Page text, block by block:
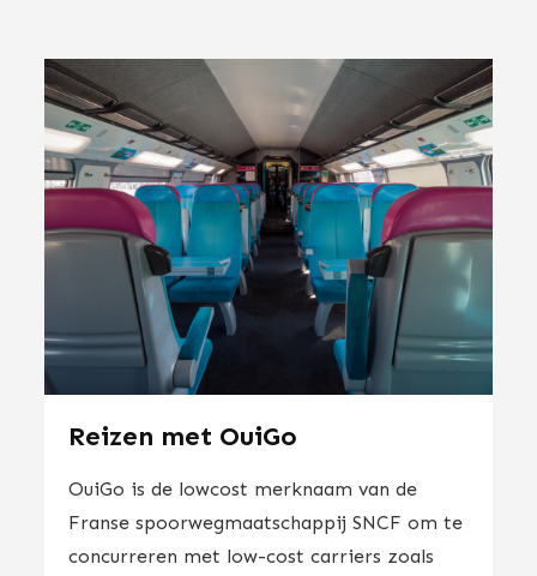
Reizen met OuiGo
OuiGo is de lowcost merknaam van de
Franse spoorwegmaatschappij SNCF om te
concurreren met low-cost carriers zoals